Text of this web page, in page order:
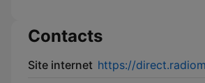
Contacts
Site internet https://